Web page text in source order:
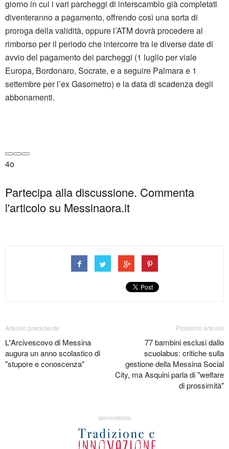
giorno in cui i vari parcheggi di interscambio già completati
diventeranno a pagamento, offrendo così una sorta di
proroga della validità, oppure l’ATM dovrà procedere al
rimborso per il periodo che intercorre tra le diverse date di
avvio del pagamento dei parcheggi (1 luglio per viale
Europa, Bordonaro, Socrate, e a seguire Palmara e 1
settembre per l’ex Gasometro) e la data di scadenza degli
abbonamenti.
4o
Partecipa alla discussione. Commenta
l'articolo su Messinaora.it
Articolo precedente
L'Arcivescovo di Messina
augura un anno scolastico di
"stupore e conoscenza"
Prossimo articolo
77 bambini esclusi dallo
scuolabus: critiche sulla
gestione della Messina Social
City, ma Asquini parla di "welfare
di prossimità"
sponsorizzata